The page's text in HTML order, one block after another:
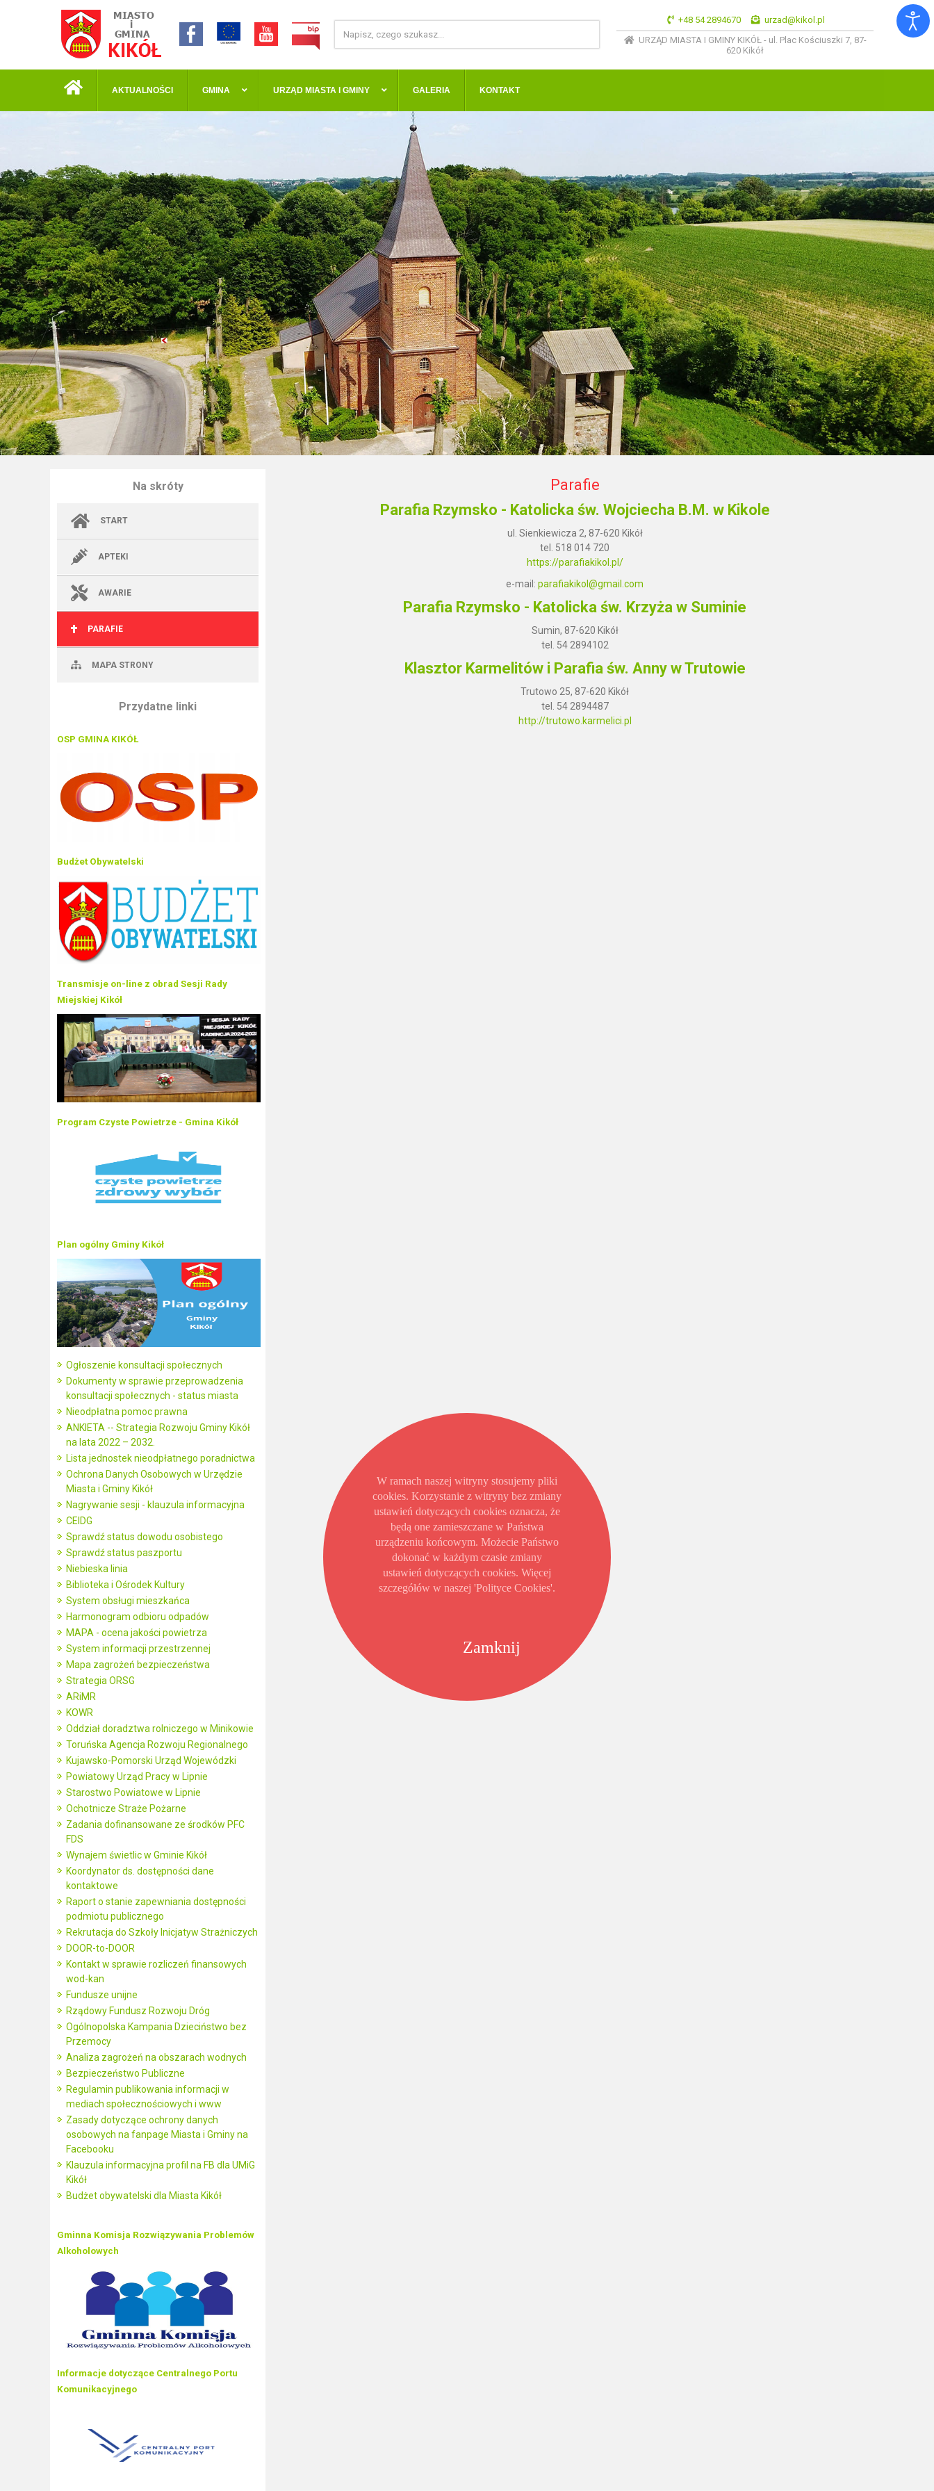
+48 54 2894670
urzad@kikol.pl
URZĄD MIASTA I GMINY KIKÓŁ - ul. Plac Kościuszki 7, 87-
620 Kikół
AKTUALNOŚCI GMINA URZĄD MIASTA I GMINY GALERIA KONTAKT
Na skróty
START
APTEKI
AWARIE
PARAFIE
MAPA STRONY
Przydatne linki
OSP GMINA KIKÓŁ
Budżet Obywatelski
Transmisje on-line z obrad Sesji Rady
Miejskiej Kikół
Program Czyste Powietrze - Gmina Kikół
Plan ogólny Gminy Kikół
Ogłoszenie konsultacji społecznych
Dokumenty w sprawie przeprowadzenia
konsultacji społecznych - status miasta
Nieodpłatna pomoc prawna
ANKIETA -- Strategia Rozwoju Gminy Kikół
na lata 2022 – 2032.
Lista jednostek nieodpłatnego poradnictwa
Ochrona Danych Osobowych w Urzędzie
Miasta i Gminy Kikół
Nagrywanie sesji - klauzula informacyjna
CEIDG
Sprawdź status dowodu osobistego
Sprawdź status paszportu
Niebieska linia
Biblioteka i Ośrodek Kultury
System obsługi mieszkańca
Harmonogram odbioru odpadów
MAPA - ocena jakości powietrza
System informacji przestrzennej
Mapa zagrożeń bezpieczeństwa
Strategia ORSG
ARiMR
KOWR
Oddział doradztwa rolniczego w Minikowie
Toruńska Agencja Rozwoju Regionalnego
Kujawsko-Pomorski Urząd Wojewódzki
Powiatowy Urząd Pracy w Lipnie
Starostwo Powiatowe w Lipnie
Ochotnicze Straże Pożarne
Zadania dofinansowane ze środków PFC
FDS
Wynajem świetlic w Gminie Kikół
Koordynator ds. dostępności dane
kontaktowe
Raport o stanie zapewniania dostępności
podmiotu publicznego
Rekrutacja do Szkoły Inicjatyw Strażniczych
DOOR-to-DOOR
Kontakt w sprawie rozliczeń finansowych
wod-kan
Fundusze unijne
Rządowy Fundusz Rozwoju Dróg
Ogólnopolska Kampania Dzieciństwo bez
Przemocy
Analiza zagrożeń na obszarach wodnych
Bezpieczeństwo Publiczne
Regulamin publikowania informacji w
mediach społecznościowych i www
Zasady dotyczące ochrony danych
osobowych na fanpage Miasta i Gminy na
Facebooku
Klauzula informacyjna profil na FB dla UMiG
Kikół
Budżet obywatelski dla Miasta Kikół
Gminna Komisja Rozwiązywania Problemów
Alkoholowych
Informacje dotyczące Centralnego Portu
Komunikacyjnego
Parafie
Parafia Rzymsko - Katolicka św. Wojciecha B.M. w Kikole
ul. Sienkiewicza 2, 87-620 Kikół
tel. 518 014 720
https://parafiakikol.pl/
e-mail: parafiakikol@gmail.com
Parafia Rzymsko - Katolicka św. Krzyża w Suminie
Sumin, 87-620 Kikół
tel. 54 2894102
Klasztor Karmelitów i Parafia św. Anny w Trutowie
Trutowo 25, 87-620 Kikół
tel. 54 2894487
http://trutowo.karmelici.pl
Zamknij
W ramach naszej witryny stosujemy pliki
cookies. Korzystanie z witryny bez zmiany
ustawień dotyczących cookies oznacza, że
będą one zamieszczane w Państwa
urządzeniu końcowym. Możecie Państwo
dokonać w każdym czasie zmiany
ustawień dotyczących cookies. Więcej
szczegółów w naszej 'Polityce Cookies'.